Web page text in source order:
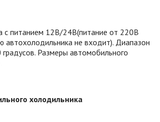
с питанием 12В/24В(питание от 220В
автохолодильника не входит). Диапазон
Размеры автомобильного
холодильника